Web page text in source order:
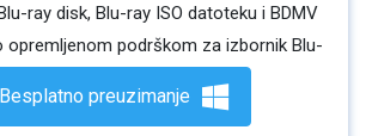
ray disk, Blu-ray ISO datoteku i BDMV
opremljenom podrškom za izbornik Blu-
Besplatno preuzimanje